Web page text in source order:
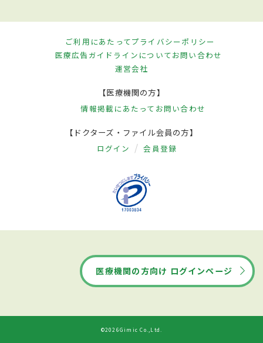
ご利用にあたってプライバシーポリシー
医療広告ガイドラインについてお問い合わせ
運営会社
【医療機関の方】
情報掲載にあたって お問い合わせ
【ドクターズ・ファイル会員の方】
ログイン 会員登録
医療機関の方向け ログインページ
©2026Gimic Co.,Ltd.